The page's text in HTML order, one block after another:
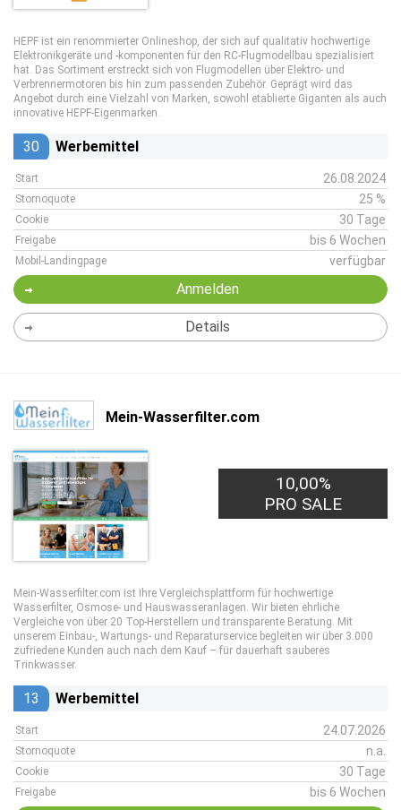
HEPF ist ein renommierter Onlineshop, der sich auf qualitativ hochwertige
Elektronikgeräte und -komponenten für den RC-Flugmodellbau spezialisiert
hat. Das Sortiment erstreckt sich von Flugmodellen über Elektro- und
Verbrennermotoren bis hin zum passenden Zubehör. Geprägt wird das
Angebot durch eine Vielzahl von Marken, sowohl etablierte Giganten als auch
innovative HEPF-Eigenmarken.
30 Werbemittel
Start 26.08.2024
Stornoquote 25 %
Cookie 30 Tage
Freigabe bis 6 Wochen
Mobil-Landingpage verfügbar
Anmelden
Details
Mein-Wasserfilter.com
10,00%
PRO SALE
Mein-Wasserfilter.com ist Ihre Vergleichsplattform für hochwertige
Wasserfilter, Osmose- und Hauswasseranlagen. Wir bieten ehrliche
Vergleiche von über 20 Top-Herstellern und transparente Beratung. Mit
unserem Einbau-, Wartungs- und Reparaturservice begleiten wir über 3.000
zufriedene Kunden auch nach dem Kauf – für dauerhaft sauberes
Trinkwasser.
13 Werbemittel
Start 24.07.2026
Stornoquote n.a.
Cookie 30 Tage
Freigabe bis 6 Wochen